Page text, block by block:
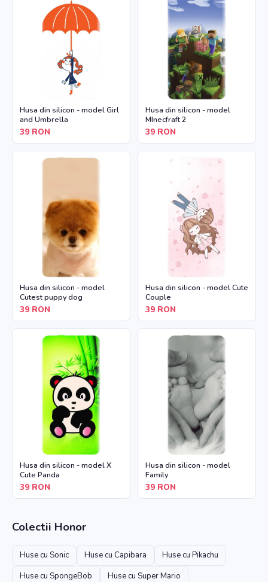
Husa din silicon - model Girl
and Umbrella
39 RON
Husa din silicon - model
MInecfraft 2
39 RON
Husa din silicon - model
Cutest puppy dog
39 RON
Husa din silicon - model Cute
Couple
39 RON
Husa din silicon - model X
Cute Panda
39 RON
Husa din silicon - model
Family
39 RON
Colectii Honor
Huse cu Sonic Huse cu Capibara
Huse cu Pikachu
Huse cu SpongeBob
Huse cu Super Mario